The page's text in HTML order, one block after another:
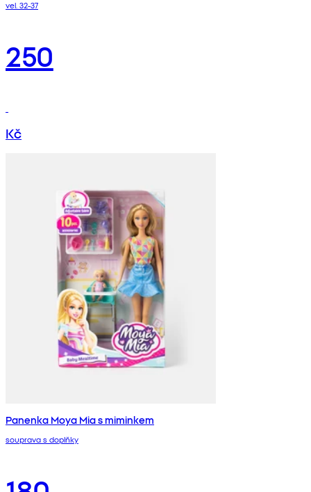
vel. 32-37
250
Kč
Panenka Moya Mia s miminkem
souprava s doplňky